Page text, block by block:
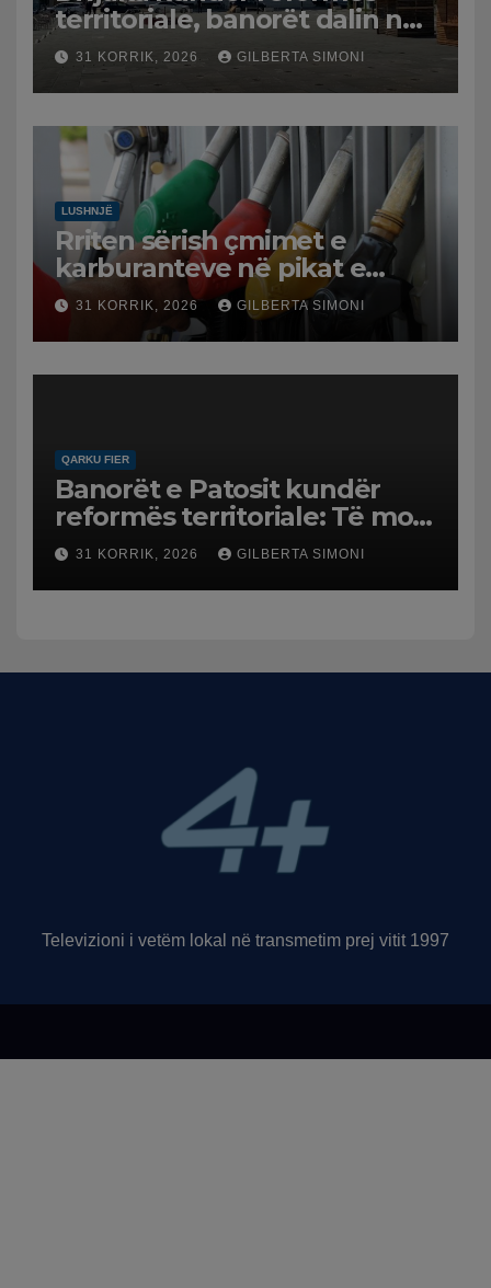
territoriale, banorët dalin në
protestë.
31 KORRIK, 2026 GILBERTA SIMONI
LUSHNJË
Rriten sërish çmimet e
karburanteve në pikat e
karburanteve në Lushnjë.
Tensionet në Lindjen e
Mesme shtrenjtojnë naftën
dhe benzinën në vend
31 KORRIK, 2026 GILBERTA SIMONI
QARKU FIER
Banorët e Patosit kundër
reformës territoriale: Të mos
humbasim identitetin e
qytetit
31 KORRIK, 2026 GILBERTA SIMONI
Televizioni i vetëm lokal në transmetim prej vitit 1997